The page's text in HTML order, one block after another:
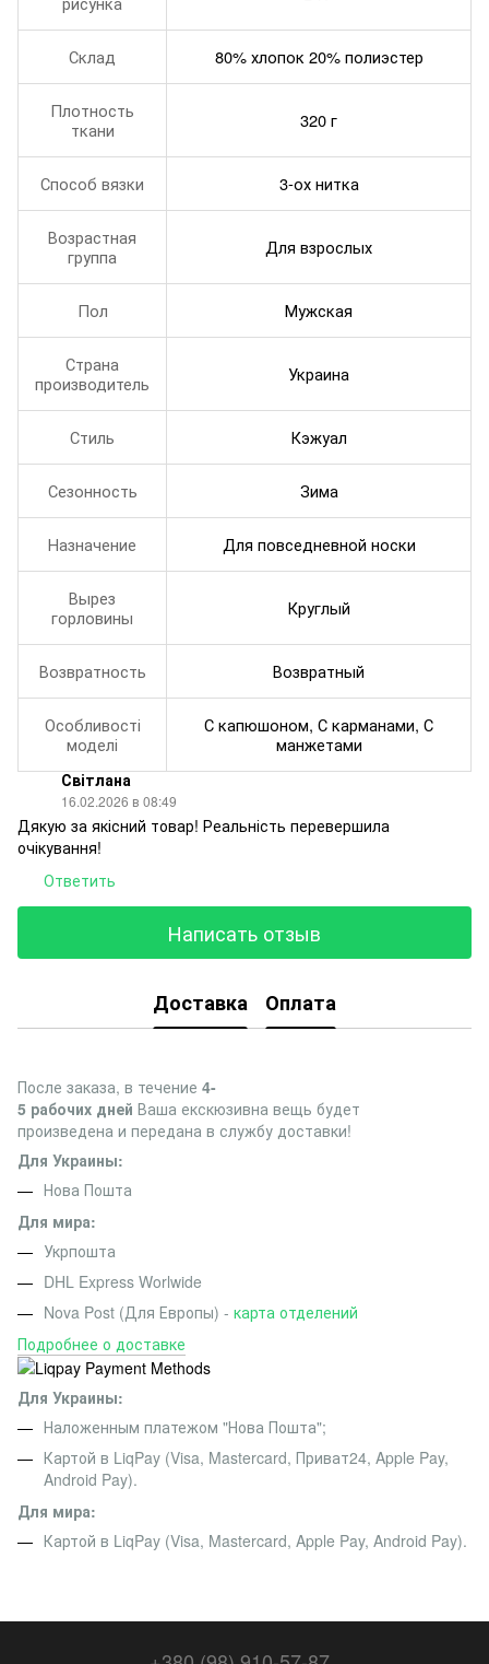
Склад 80% хлопок 20% полиэстер
Плотность
ткани
320 г
Способ вязки 3-ох нитка
Возрастная
группа
Для взрослых
Пол Мужская
Страна
производитель
Украина
Стиль Кэжуал
Сезонность Зима
Назначение Для повседневной носки
Вырез
горловины
Круглый
Возвратность Возвратный
Особливості
моделі
С капюшоном, С карманами, С
манжетами
Світлана
16.02.2026 в 08:49
Дякую за якісний товар! Реальність перевершила
очікування!
Ответить
Написать отзыв
Доставка Оплата
После заказа, в течение 4-
5 рабочих дней Ваша екскюзивна вещь будет
произведена и передана в службу доставки!
Для Украины:
Нова Пошта
Для мира:
Укрпошта
DHL Express Worlwide
Nova Post (Для Европы) - карта отделений
Подробнее о доставке
Для Украины:
Наложенным платежом "Нова Пошта";
Картой в LiqPay (Visa, Mastercard, Приват24, Apple Pay,
Android Pay).
Для мира:
Картой в LiqPay (Visa, Mastercard, Apple Pay, Android Pay).